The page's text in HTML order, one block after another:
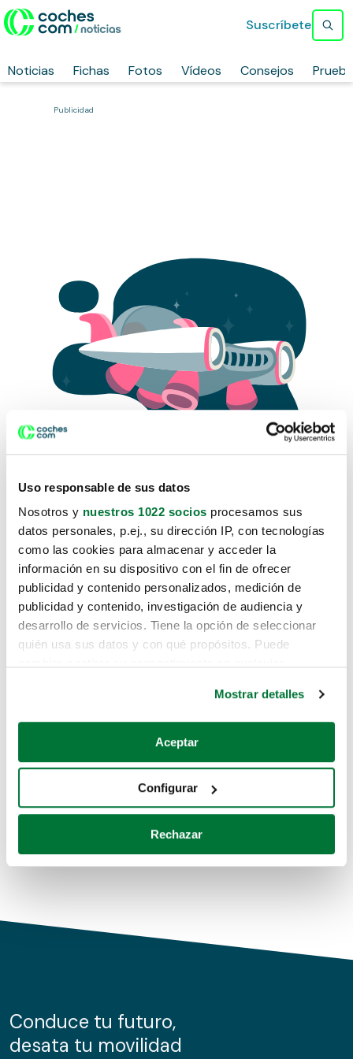
Uso responsable de sus datos
Nosotros y nuestros 1022 socios procesamos sus
datos personales, p.ej., su dirección IP, con tecnologías
como las cookies para almacenar y acceder la
información en su dispositivo con el fin de ofrecer
publicidad y contenido personalizados, medición de
publicidad y contenido, investigación de audiencia y
desarrollo de servicios. Tiene la opción de seleccionar
quién usa sus datos y con qué propósitos. Puede
Si lo permite, también quisiéramos:
Recopilar información sobre su ubicación geográfica
Identificar su dispositivo analizándolo activamente
para buscar características específicas (huellas
Obtenga más información sobre cómo se procesan sus
de cookies.
información sobre el uso que haga del sitio web con
nuestros partners de redes sociales, publicidad y análisis
Mostrar detalles
Aceptar
Configurar
Rechazar
Noticias Fichas Fotos Vídeos Consejos
Suscríbete
Publicidad
Lo sentimos, no sabemos como
te hemos traido hasta aquí.
Pero puedes encontrar el coche que estás
buscando en alguno de estos enlaces:
Coches de segunda mano
Coches de km0
Conduce tu futuro,
desata tu movilidad